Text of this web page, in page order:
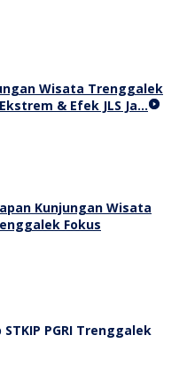
Wisata Trenggalek
& Efek JLS Ja…
Kunjungan Wisata
Fokus